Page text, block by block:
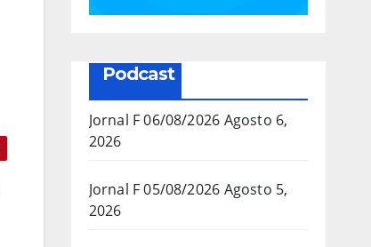
Podcast
Jornal F 06/08/2026 Agosto 6,
2026
Jornal F 05/08/2026 Agosto 5,
2026